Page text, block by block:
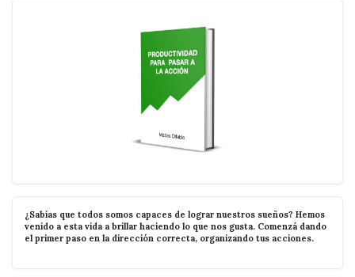
¿Sabías que todos somos capaces de lograr nuestros sueños? Hemos
venido a esta vida a brillar haciendo lo que nos gusta. Comenzá dando
el primer paso en la dirección correcta, organizando tus acciones.